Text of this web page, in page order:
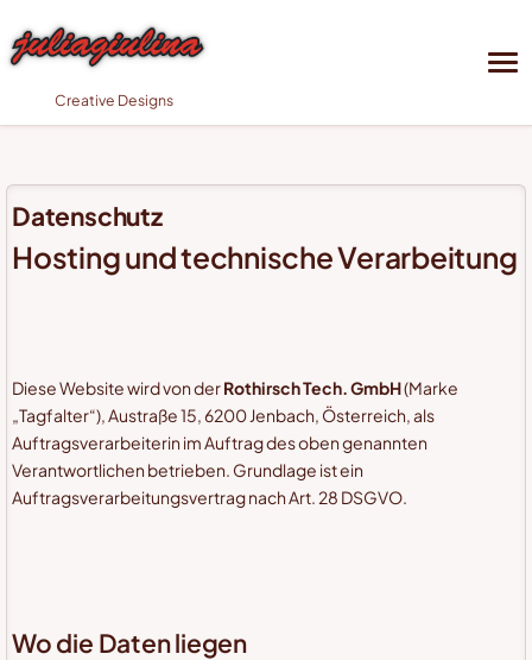
Creative Designs
Datenschutz
Hosting und technische Verarbeitung
Diese Website wird von derRothirsch Tech. GmbH(Marke
„Tagfalter“), Austraße 15, 6200 Jenbach, Österreich, als
Auftragsverarbeiterin im Auftrag des oben genannten
Verantwortlichen betrieben. Grundlage ist ein
Auftragsverarbeitungsvertrag nach Art. 28 DSGVO.
Wo die Daten liegen